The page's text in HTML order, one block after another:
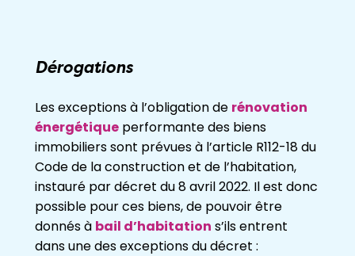
Dérogations
Les exceptions à l’obligation de rénovation
énergétique performante des biens
immobiliers sont prévues à l’article R112-18 du
Code de la construction et de l’habitation,
instauré par décret du 8 avril 2022. Il est donc
possible pour ces biens, de pouvoir être
donnés à bail d’habitation s’ils entrent
dans une des exceptions du décret :